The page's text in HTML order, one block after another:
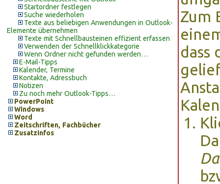
Startordner festlegen
Suche wiederholen
Texte aus beliebigen Anwendungen in Outlook-
Elemente übernehmen
Texte mit Schnellbausteinen effizient erfassen
Verwenden der Schnellklickkategorie
Wenn Ordner nicht gefunden werden…
E-Mail-Tipps
Kalender, Termine
Kontakte, Adressbuch
Notizen
Zu noch mehr Outlook-Tipps…
PowerPoint
Windows
Word
Zeitschriften, Fachbücher
Zusatzinfos
Zum
dass